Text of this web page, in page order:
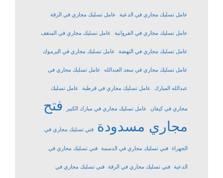
عامل تسليك مجاري في الدعية عامل تسليك مجاري في الرقة
عامل تسليك مجاري في الفروانية عامل تسليك مجاري في المنقف
عامل تسليك مجاري في النهضة عامل تسليك مجاري في اليرموك
عامل تسليك مجاري في سعد العبدالله عامل تسليك مجاري في
عبدالله المبارك عامل تسليك مجاري في قرطبة عامل تسليك
مجاري في كيفان عامل تسليك مجاري في مبارك الكبير
فتح
مجاري مسدودة
فني تسليك مجاري في
الجهراء فني تسليك مجاري في الدسمة فني تسليك مجاري في
الدعية فني تسليك مجاري في الرقة فني تسليك مجاري في